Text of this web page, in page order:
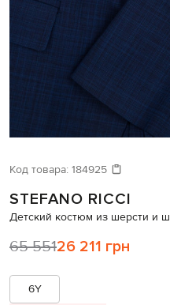
Код товара: 184925
STEFANO RICCI
Детский костюм из шерсти и
65 55126 211 грн
6Y